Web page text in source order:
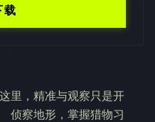
里，精准与观察只是开
侦察地形，掌握猎物习
载